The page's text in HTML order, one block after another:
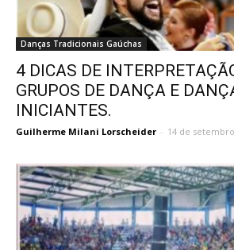
Danças Tradicionais Gaúchas
4 DICAS DE
GRUPOS DE DANÇA E
INICIANTES.
Guilherme Milani Lorscheider - 14 de